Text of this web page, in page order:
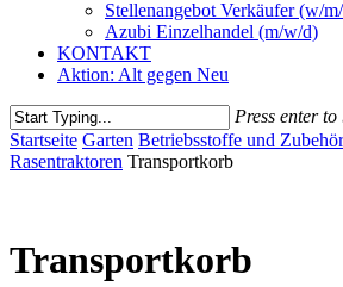
Stellenangebot Verkäufer (w/
Azubi Einzelhandel (m/w/d)
KONTAKT
Aktion: Alt gegen Neu
Press enter
Close
Search
Startseite Garten Betriebsstoffe und Zubehör
Rasentraktoren Transportkorb
Transportkorb